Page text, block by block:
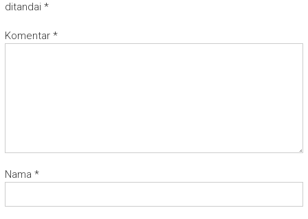
ditandai *
Komentar *
Nama *